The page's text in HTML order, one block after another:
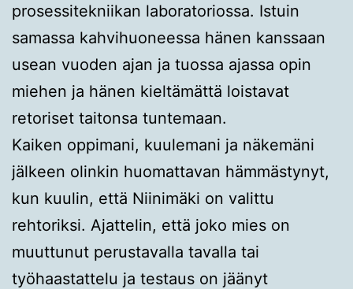
prosessitekniikan laboratoriossa. Istuin
samassa kahvihuoneessa hänen kanssaan
usean vuoden ajan ja tuossa ajassa opin
miehen ja hänen kieltämättä loistavat
retoriset taitonsa tuntemaan.
Kaiken oppimani, kuulemani ja näkemäni
jälkeen olinkin huomattavan hämmästynyt,
kun kuulin, että Niinimäki on valittu
rehtoriksi. Ajattelin, että joko mies on
muuttunut perustavalla tavalla tai
työhaastattelu ja testaus on jäänyt